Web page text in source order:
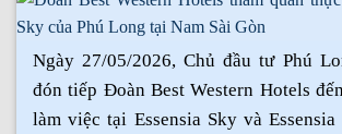
Ngày 27/05/2026, Chủ đầu tư Phú
đón tiếp Đoàn Best Western Hotels
làm việc tại Essensia Sky và